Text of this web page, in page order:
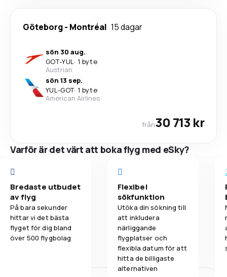
Göteborg- Montréal 15 dagar
sön 30 aug.
GOT-YUL· 1 byte
Austrian
sön 13 sep.
YUL-GOT· 1 byte
American Airlines
från30 713 kr
Varför är det värt att boka flyg med eSky?
Bredaste utbudet
av flyg
På bara sekunder
hittar vi det bästa
flyget för dig bland
över 500 flygbolag
Flexibel
sökfunktion
Utöka din sökning till
att inkludera
närliggande
flygplatser och
flexibla datum för att
hitta de billigaste
alternativen